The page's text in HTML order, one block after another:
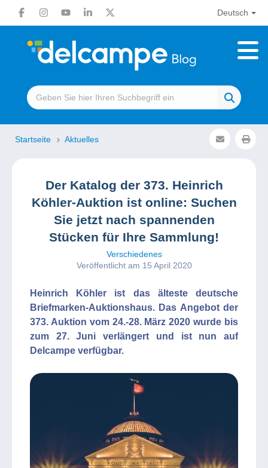
Deutsch
Startseite Aktuelles
Der Katalog der 373. Heinrich
Köhler-Auktion ist online: Suchen
Sie jetzt nach spannenden
Stücken für Ihre Sammlung!
Verschiedenes
Veröffentlicht am 15 April 2020
Heinrich Köhler ist das älteste deutsche
Briefmarken-Auktionshaus. Das Angebot der
373. Auktion vom 24.-28. März 2020 wurde bis
zum 27. Juni verlängert und ist nun auf
Delcampe verfügbar.